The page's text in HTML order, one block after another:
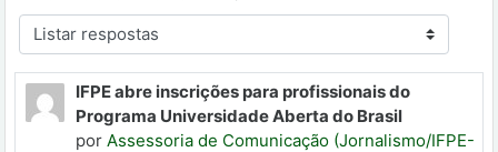
Modo de visualização
IFPE abre inscrições para profissionais do
Programa Universidade Aberta do Brasil
por Assessoria de Comunicação (Jornalismo/IFPE-